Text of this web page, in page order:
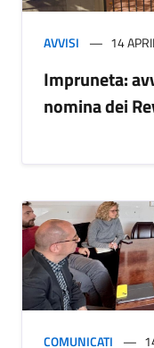
AVVISI 14
Impruneta:
nomina dei
COMUNICATI